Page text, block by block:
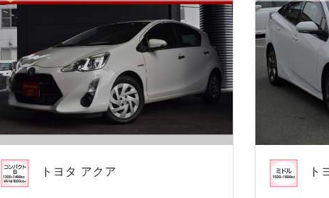
トヨタ アクア ト